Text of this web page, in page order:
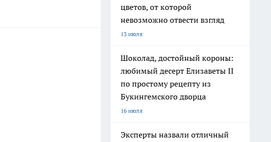
цветов, от которой
невозможно отвести взгляд
13 июля
Шоколад, достойный короны:
любимый десерт Елизаветы II
по простому рецепту из
Букингемского дворца
16 июля
Эксперты назвали отличный